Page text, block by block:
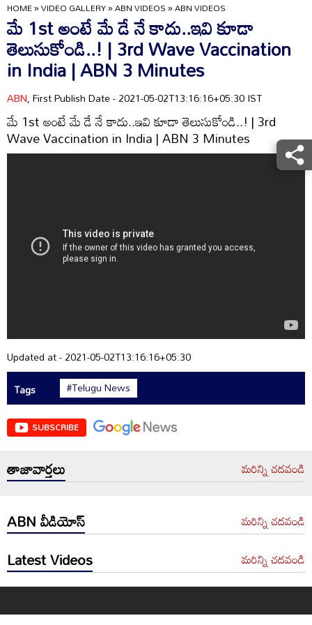
HOME»VIDEO GALLERY»ABN VIDEOS»ABN VIDEOS
మే 1st అంటే మే డే నే కాదు..ఇవి కూడా
తెలుసుకోండి..! | 3rd Wave Vaccination
in India | ABN 3 Minutes
ABN, First Publish Date - 2021-05-02T13:16:16+05:30 IST
మే 1st అంటే మే డే నే కాదు..ఇవి కూడా తెలుసుకోండి..! | 3rd
Wave Vaccination in India | ABN 3 Minutes
Updated at - 2021-05-02T13:16:16+05:30
Tags
#Telugu News
SUBSCRIBE
తాజావార్తలు మరిన్ని చదవండి
ABN వీడియోస్ మరిన్ని చదవండి
Latest Videos మరిన్ని చదవండి